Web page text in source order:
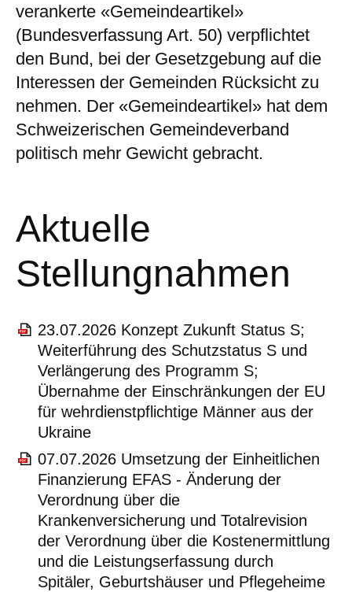
verankerte «Gemeindeartikel»
(Bundesverfassung Art. 50) verpflichtet
den Bund, bei der Gesetzgebung auf die
Interessen der Gemeinden Rücksicht zu
nehmen. Der «Gemeindeartikel» hat dem
Schweizerischen Gemeindeverband
politisch mehr Gewicht gebracht.
Aktuelle
Stellungnahmen
23.07.2026 Konzept Zukunft Status S;
Weiterführung des Schutzstatus S und
Verlängerung des Programm S;
Übernahme der Einschränkungen der EU
für wehrdienstpflichtige Männer aus der
Ukraine
07.07.2026 Umsetzung der Einheitlichen
Finanzierung EFAS - Änderung der
Verordnung über die
Krankenversicherung und Totalrevision
der Verordnung über die Kostenermittlung
und die Leistungserfassung durch
Spitäler, Geburtshäuser und Pflegeheime